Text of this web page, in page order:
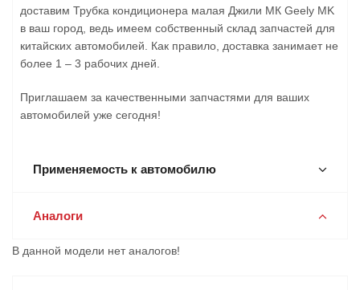
доставим Трубка кондиционера малая Джили МК Geely MK
в ваш город, ведь имеем собственный склад запчастей для
китайских автомобилей. Как правило, доставка занимает не
более 1 – 3 рабочих дней.
Приглашаем за качественными запчастями для ваших
автомобилей уже сегодня!
Применяемость к автомобилю
Аналоги
В данной модели нет аналогов!